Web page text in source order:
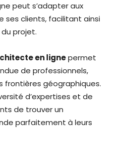
peut s’adapter aux
ses clients, facilitant ainsi
projet.
en lignepermet
de professionnels,
frontières géographiques.
d’expertises et de
de trouver un
parfaitement à leurs